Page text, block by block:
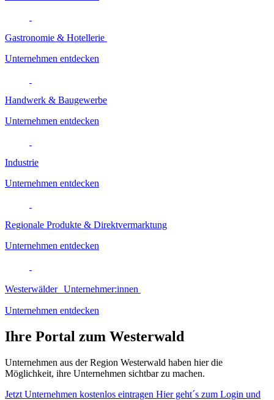
Gastronomie & Hotellerie
Unternehmen entdecken
Handwerk & Baugewerbe
Unternehmen entdecken
Industrie
Unternehmen entdecken
Regionale Produkte & Direktvermarktung
Unternehmen entdecken
Westerwälder Unternehmer:innen
Unternehmen entdecken
Ihre Portal zum Westerwald
Unternehmen aus der Region Westerwald haben hier die
Möglichkeit, ihre Unternehmen sichtbar zu machen.
Jetzt Unternehmen kostenlos eintragen Hier geht´s zum Login und